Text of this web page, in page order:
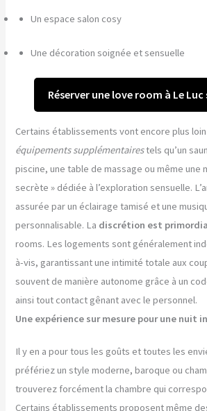
Un espace salon cosy
Une décoration soignée et sensuelle
Réserver une love room à Le
Certains établissements vont encore plus
équipements supplémentairestels qu’un
piscine, une table de massage ou même une
secrète » dédiée à l’exploration sensuelle.
assurée par un éclairage tamisé et une
personnalisable. La discrétion est
rooms. Les logements sont généralement
à-vis, garantissant une intimité totale aux
souvent de manière autonome grâce à un
ainsi tout contact gênant avec le personnel.
Une expérience sur mesure pour une nuit
Il y en a pour tous les goûts et toutes les
préfériez un style moderne, baroque ou
trouverez forcément la chambre qui
Certains établissements proposent même